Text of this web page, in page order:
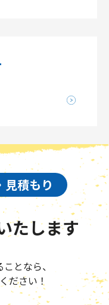
見積もり
たします
となら、
ださい！